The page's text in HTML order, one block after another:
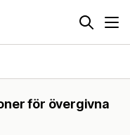
för övergivna